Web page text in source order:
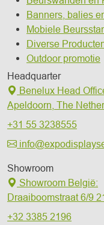
Banners, balies
Mobiele
Diverse
Outdoor promotie
Headquarter
Benelux Head
Apeldoorn, The
+31 55 3238555
Showroom
Showroom België:
Draaiboomstraat 6/9
+32 3385 2196